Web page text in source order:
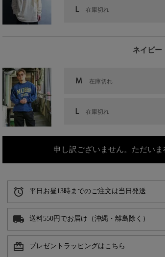
L 在庫切れ
ネイビー
M 在庫切れ
L 在庫切れ
申し訳ございません。ただいま
alarm 平日お昼13時までのご注文は当日発送
local_shipping 送料550円でお届け（沖縄・離島除く）
card_giftcard プレゼントラッピングはこちら